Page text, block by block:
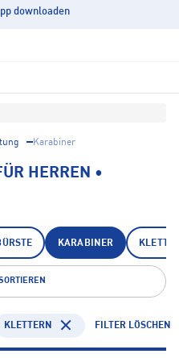
downloaden
Karabiner
HERREN •
KARABINER
KLETTERN FILTER LÖSCHEN